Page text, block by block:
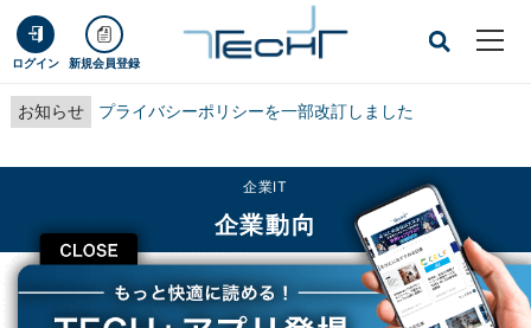
ログイン 新規会員登録
お知らせ プライバシーポリシーを一部改訂しました
CLOSE
企業IT
企業動向
TECH+ 企業IT
企業動向